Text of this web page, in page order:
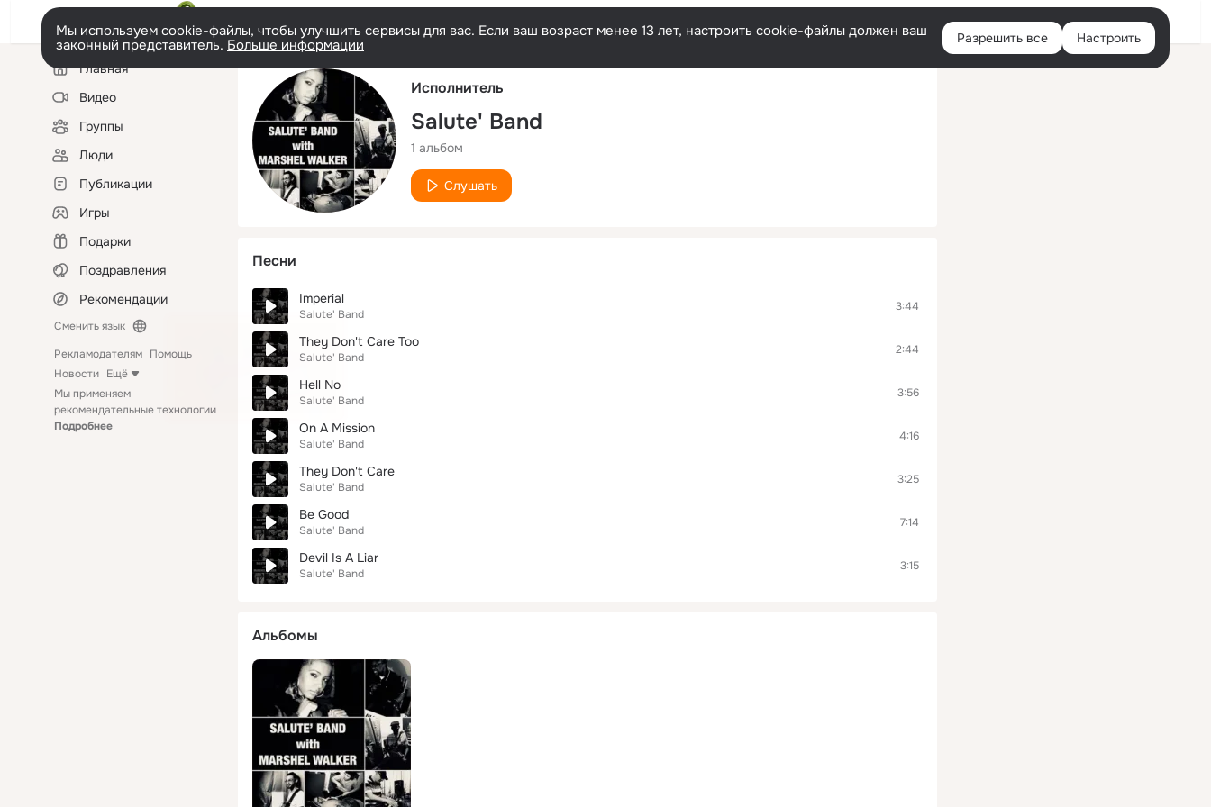
Русский Войти
Мы используем cookie-файлы, чтобы улучшить сервисы для вас. Если ваш возраст менее 13 лет, настроить cookie-файлы должен ваш
законный представитель. Больше информации Разрешить все Настроить
Левая
колонкаГлавная
Видео
Группы
Люди
Публикации
Игры
Подарки
Поздравления
Рекомендации
Сменить язык
Рекламодателям Помощь
Новости Ещё
Мы применяем
рекомендательные технологии
Подробнее
Исполнитель
Salute' Band
1 альбом
Слушать
Песни
Imperial
Salute' Band
3:44
They Don't Care Too
Salute' Band
2:44
Hell No
Salute' Band
3:56
On A Mission
Salute' Band
4:16
They Don't Care
Salute' Band
3:25
Be Good
Salute' Band
7:14
Devil Is A Liar
Salute' Band
3:15
Альбомы